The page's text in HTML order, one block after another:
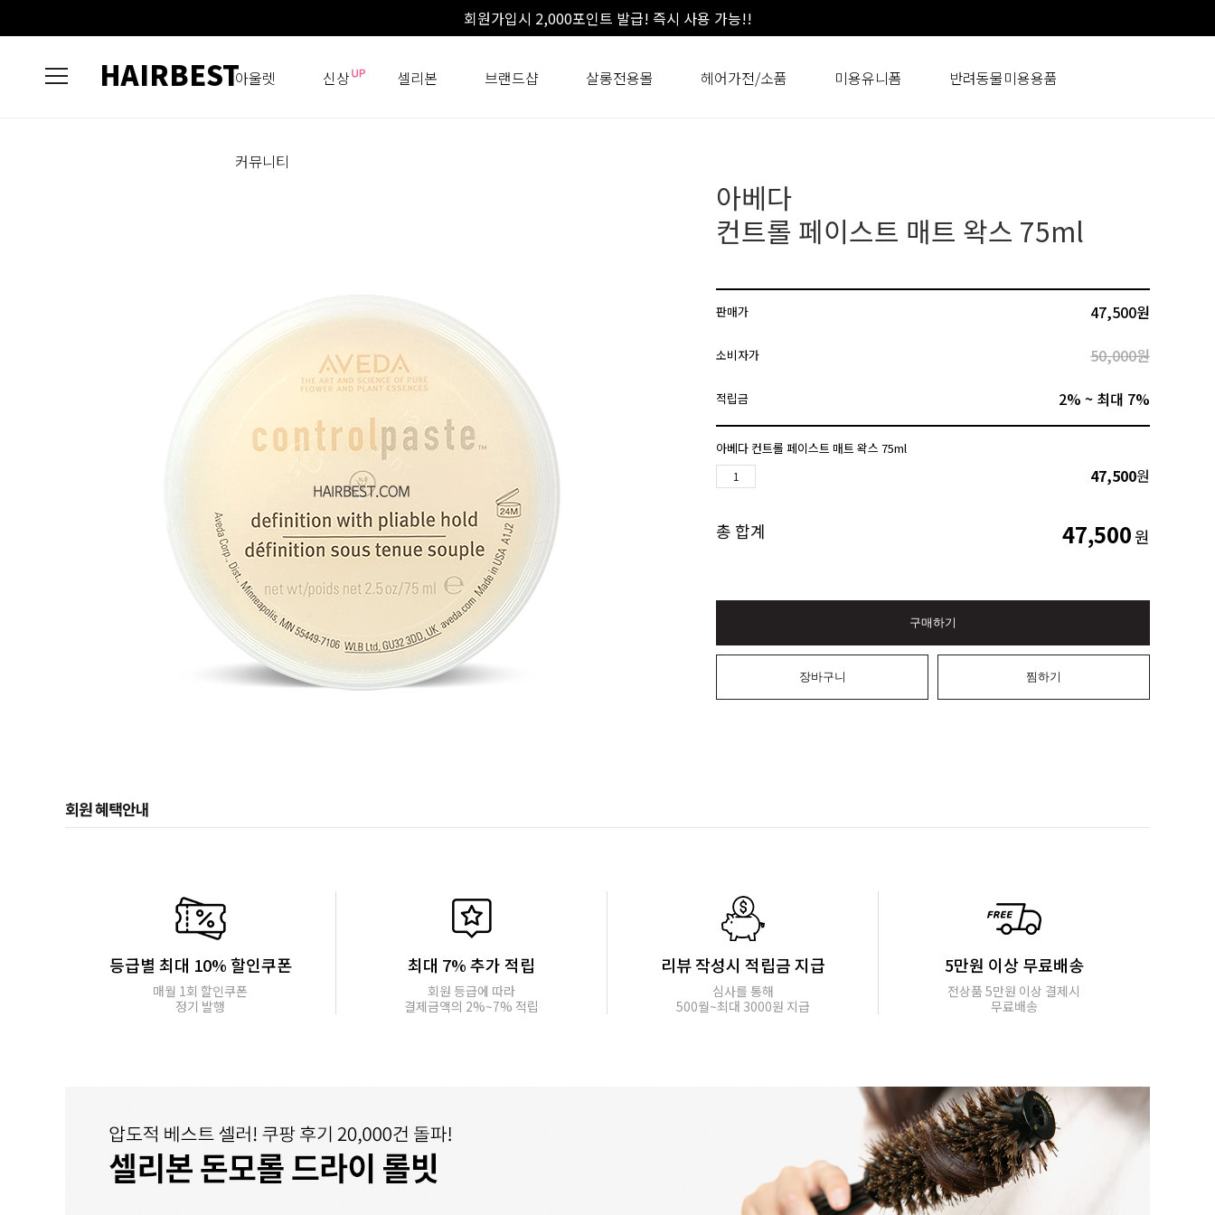
회원가입시 2,000포인트 발급! 즉시 사용 가능!!
HAIRBEST아울렛 신상 셀리본 브랜드샵 살롱전용몰 헤어가전/소품 미용유니폼 반려동물미용용품
커뮤니티
아베다
컨트롤 페이스트 매트 왁스 75ml
판매가 47,500원
소비자가 50,000원
적립금 2% ~ 최대 7%
아베다 컨트롤 페이스트 매트 왁스 75ml
47,500원
총 합계 47,500원
구매하기
장바구니 찜하기
회원 혜택안내
등급별 최대 10% 할인쿠폰
매월 1회 할인쿠폰
정기 발행
최대 7% 추가 적립
회원 등급에 따라
결제금액의 2%~7% 적립
리뷰 작성시 적립금 지급
심사를 통해
500월~최대 3000원 지급
5만원 이상 무료배송
전상품 5만원 이상 결제시
무료배송